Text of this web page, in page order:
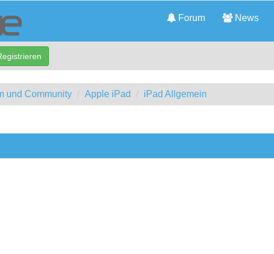
Forum News
und Community Apple iPad iPad Allgemein